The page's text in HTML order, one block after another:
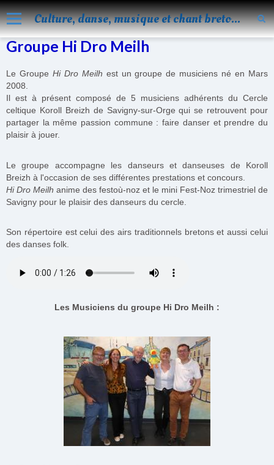
Culture, danse, musique et chant bretons
Accueil
Nos activités
Blog
Facebook
Album
Vidéos
Vie de KOROLL
Groupe Hi Dro Meilh
Le Groupe Hi Dro Meilh est un groupe de musiciens né en Mars
2008.
Il est à présent composé de 5 musiciens adhérents du Cercle
celtique Koroll Breizh de Savigny-sur-Orge qui se retrouvent pour
partager la même passion commune : faire danser et prendre du
plaisir à jouer.
Le groupe accompagne les danseurs et danseuses de Koroll
Breizh à l'occasion de ses différentes prestations et concours.
Hi Dro Meilh anime des festoù-noz et le mini Fest-Noz trimestriel de
Savigny pour le plaisir des danseurs du cercle.
Son répertoire est celui des airs traditionnels bretons et aussi celui
des danses folk.
Les Musiciens du groupe Hi Dro Meilh :